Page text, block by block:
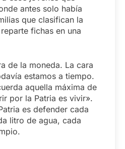
antes solo había
que clasifican la
fichas en una
de la moneda. La cara
estamos a tiempo.
aquella máxima de
por la Patria es vivir».
es defender cada
litro de agua, cada